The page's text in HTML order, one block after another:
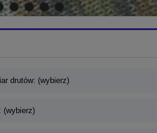
drutów: (wybierz)
(wybierz)